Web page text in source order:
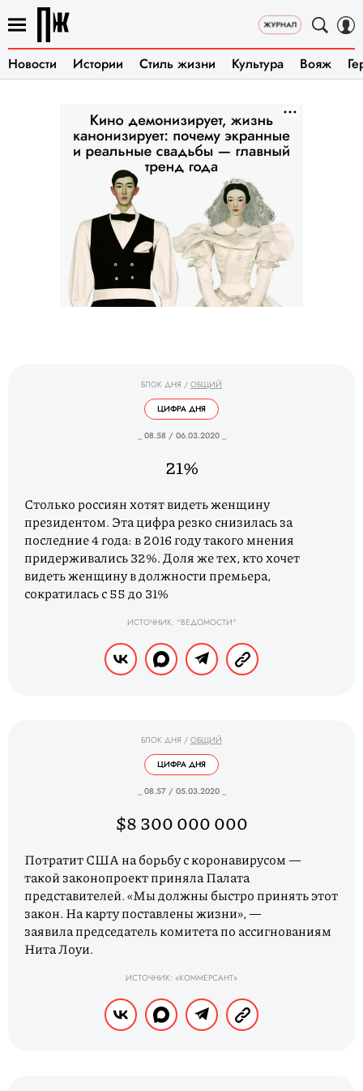
Новости Истории Стиль жизни Культура Вояж
БЛОК ДНЯ / ОБЩИЙ
ЦИФРА ДНЯ
_ 08.58 / 06.03.2020 _
21%
Столько россиян хотят видеть женщину
президентом. Эта цифра резко снизилась за
последние 4 года: в 2016 году такого мнения
придерживались 32%. Доля же тех, кто хочет
видеть женщину в должности премьера,
сократилась с 55 до 31%
ИСТОЧНИК: "ВЕДОМОСТИ"
БЛОК ДНЯ / ОБЩИЙ
ЦИФРА ДНЯ
_ 08.57 / 05.03.2020 _
$8 300 000 000
Потратит США на борьбу с коронавирусом —
такой законопроект приняла Палата
представителей. «Мы должны быстро принять этот
закон. На карту поставлены жизни», —
заявила председатель комитета по ассигнованиям
Нита Лоуи.
ИСТОЧНИК: «КОММЕРСАНТ»